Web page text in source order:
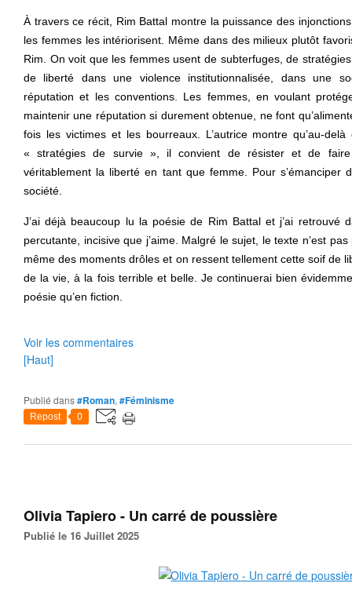
À travers ce récit, Rim Battal montre la puissance des
les femmes les intériorisent. Même dans des milieux plutôt
Rim. On voit que les femmes usent de subterfuges, de
de liberté dans une violence institutionnalisée, dans une
réputation et les conventions. Les femmes, en voulant
maintenir une réputation si durement obtenue, ne font
fois les victimes et les bourreaux. L’autrice montre qu’au-
« stratégies de survie », il convient de résister et de
véritablement la liberté en tant que femme. Pour s’émanciper
société.
J’ai déjà beaucoup lu la poésie de Rim Battal et j’ai retrouvé
percutante, incisive que j’aime. Malgré le sujet, le texte n’est
même des moments drôles et on ressent tellement cette soif de
de la vie, à la fois terrible et belle. Je continuerai bien
poésie qu’en fiction.
Voir les commentaires
[Haut]
Publié dans#Roman, #Féminisme
Repost 0
Olivia Tapiero - Un carré de poussière
Publié le 16 Juillet 2025